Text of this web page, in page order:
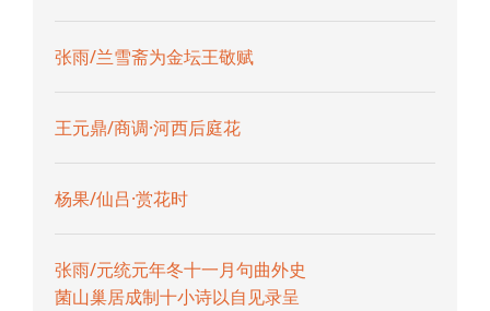
张雨/兰雪斋为金坛王敬赋
王元鼎/商调·河西后庭花
杨果/仙吕·赏花时
张雨/元统元年冬十一月句曲外史
菌山巢居成制十小诗以自见录呈